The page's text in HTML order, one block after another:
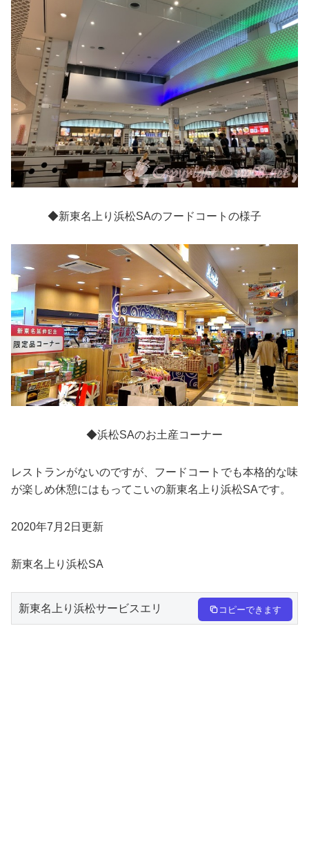
◆新東名上り浜松SAのフードコートの様子
◆浜松SAのお土産コーナー
レストランがないのですが、フードコートでも本格的な味
が楽しめ休憩にはもってこいの新東名上り浜松SAです。
2020年7月2日更新
新東名上り浜松SA
新東名上り浜松サービスエリ コピーできます